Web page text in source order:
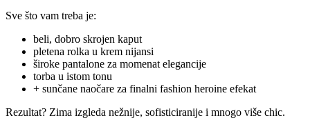
Sve što vam treba je:
beli, dobro skrojen kaput
pletena rolka u krem nijansi
široke pantalone za momenat elegancije
torba u istom tonu
+ sunčane naočare za finalni fashion heroine efekat
Rezultat? Zima izgleda nežnije, sofisticiranije i mnogo više chic.